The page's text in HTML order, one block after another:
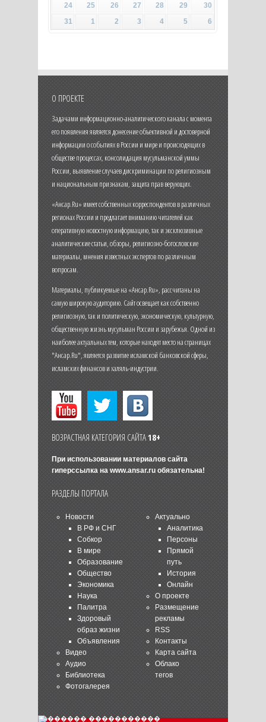
24
25 26 27 28 29
30
31
1 2 3 4 5 6
О ПРОЕКТЕ
Задачами информационно-аналитического канала с момента
его появления является донесение объективной и достоверной
информации о событиях в России и мире и происходящих в
обществе процессах, консолидация мусульманской уммы
России, выявление случаев дискриминации по религиозным
и национальным признакам, защита прав верующих.
«Ансар.Ru» имеет собственных корреспондентов в различных
регионах России и предлагает вниманию читателей как
оперативную новостную информацию, так и эксклюзивные
аналитические статьи, обзоры, религиозно-богословские
материалы, мнения известных экспертов по различным
вопросам.
Материалы, публикуемые на «Ансар.Ru», рассчитаны на
самую широкую аудиторию. Сайт освещает как собственно
религиозную, так и политическую, экономическую, культурную,
общественную жизнь мусульман России и зарубежья. Одной из
наиболее актуальных тем, которые находят место на страницах
"Ансар.Ru", является развитие исламской банковской сферы,
исламских финансов и халяль-индустрии.
ВОЗРАСТНАЯ КАТЕГОРИЯ САЙТА18+
При использовании материалов сайта
гиперссылка на www.ansar.ruобязательна!
РАЗДЕЛЫ ПОРТАЛА
Новости
В РФ и СНГ
Собкор
В мире
Образование
Общество
Экономика
Наука
Палитра
Здоровый
образ жизни
Объявления
Видео
Аудио
Библиотека
Фотогалерея
Актуально
Аналитика
Персоны
Прямой
путь
История
Онлайн
О проекте
Размещение
рекламы
RSS
Контакты
Карта сайта
Облако
тегов